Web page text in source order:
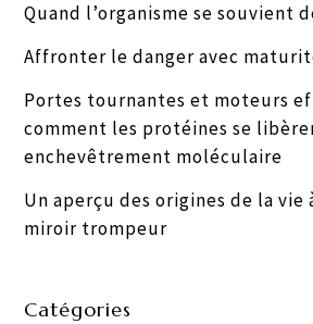
Quand l’organisme se souvient
Affronter le danger avec
Portes tournantes et moteurs
comment les protéines se
enchevêtrement moléculaire
Un aperçu des origines de la vie
miroir trompeur
Catégories